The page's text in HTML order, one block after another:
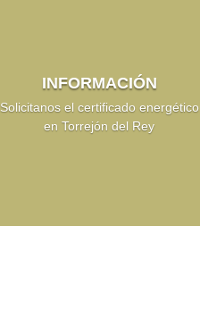
INFORMACIÓN
Solicitanos el certificado energético
en Torrejón del Rey